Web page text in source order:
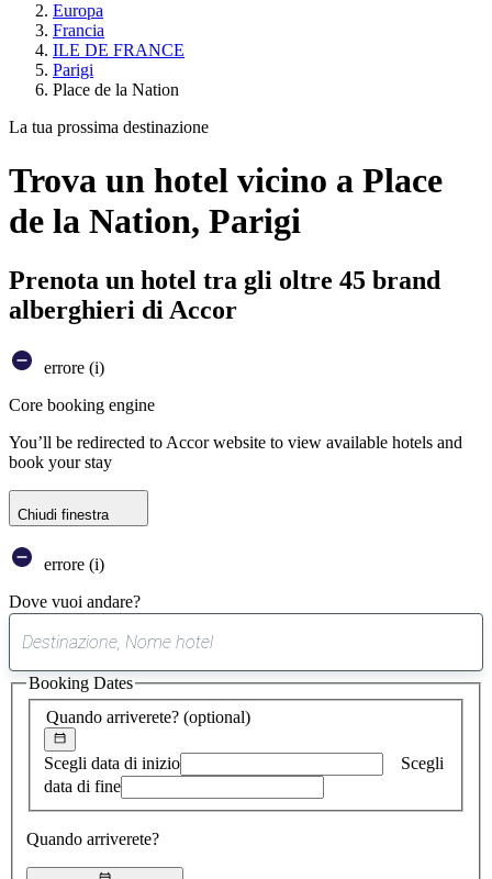
Europa
Francia
ILE DE FRANCE
Parigi
Place de la Nation
La tua prossima destinazione
Trova un hotel vicino a Place
de la Nation, Parigi
Prenota un hotel tra gli oltre 45 brand
alberghieri di Accor
errore (i)
Core booking engine
You’ll be redirected to Accor website to view available hotels and
book your stay
Chiudi finestra
errore (i)
Dove vuoi andare?
suggerimento
trovato
Quando arriverete? (optional)
Scegli data di inizio
Scegli
data di fine
Quando arriverete?
Booking Dates